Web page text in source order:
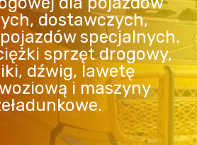
dostawczych,
specjalnych.
sprzęt drogowy,
dźwig, lawetę
i maszyny